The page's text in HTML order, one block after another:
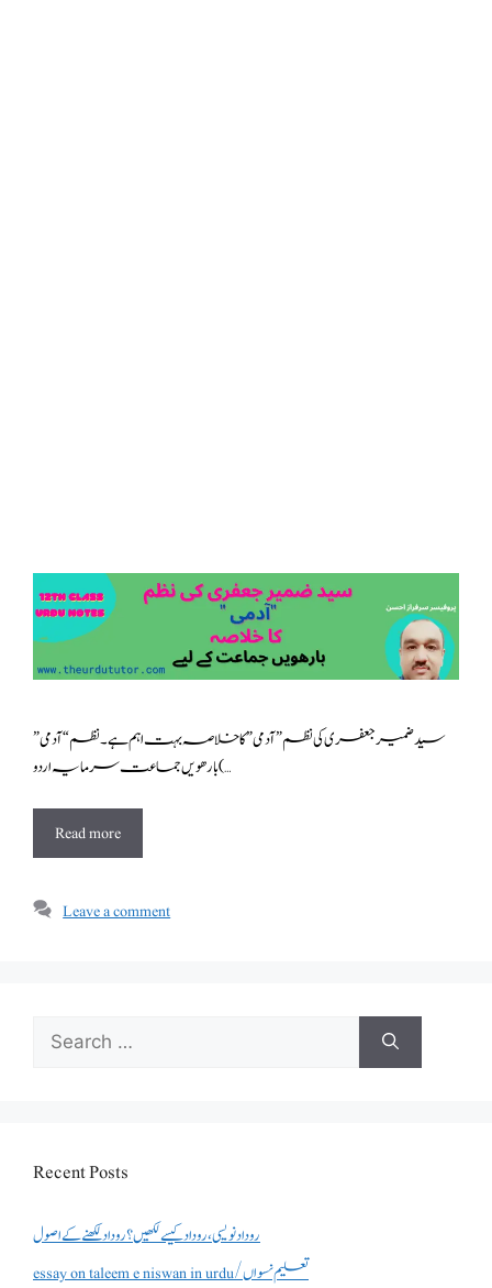
سید ضمیر جعفری کی نظم ” آدمی ” کا خلاصہ بہت اہم ہے ۔نظم “آدمی”
بارھویں جماعت سرمایہ اردو ( …
Read more
Leave a comment
Search
for:
Recent Posts
روداد نویسی ،روداد کیسے لکھیں؟ روداد لکھنے کے اصول
essay on taleem e niswan in urdu/تعلیم نسواں